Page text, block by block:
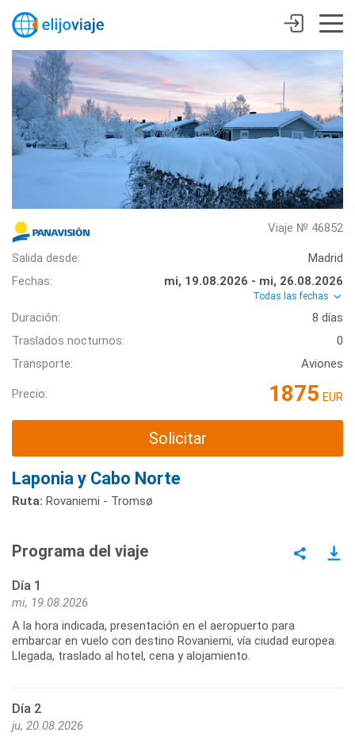
Viaje № 46852
Salida desde:
Madrid
Fechas:
mi, 19.08.2026 - mi, 26.08.2026
Todas las fechas
Duración:
8 días
Traslados nocturnos:
0
Transporte:
Aviones
Precio: 1875 EUR
Solicitar
Laponia y Cabo Norte
Ruta: Rovaniemi - Tromsø
Programa del viaje
Día 1
mi, 19.08.2026
A la hora indicada, presentación en el aeropuerto para
embarcar en vuelo con destino Rovaniemi, vía ciudad europea.
Llegada, traslado al hotel, cena y alojamiento.
Día 2
ju, 20.08.2026